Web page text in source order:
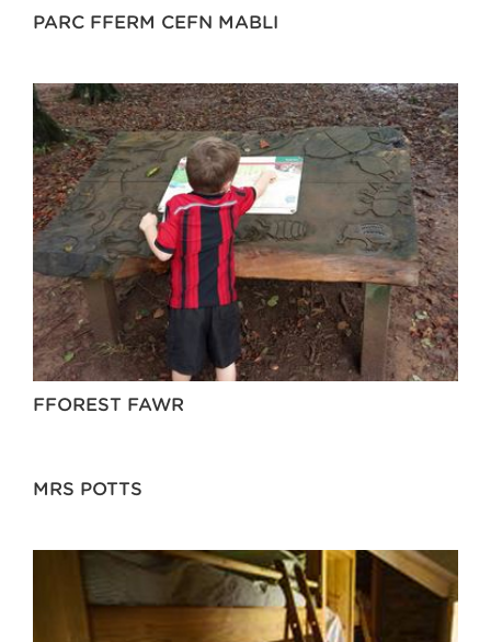
PARC FFERM CEFN MABLI
FFOREST FAWR
MRS POTTS